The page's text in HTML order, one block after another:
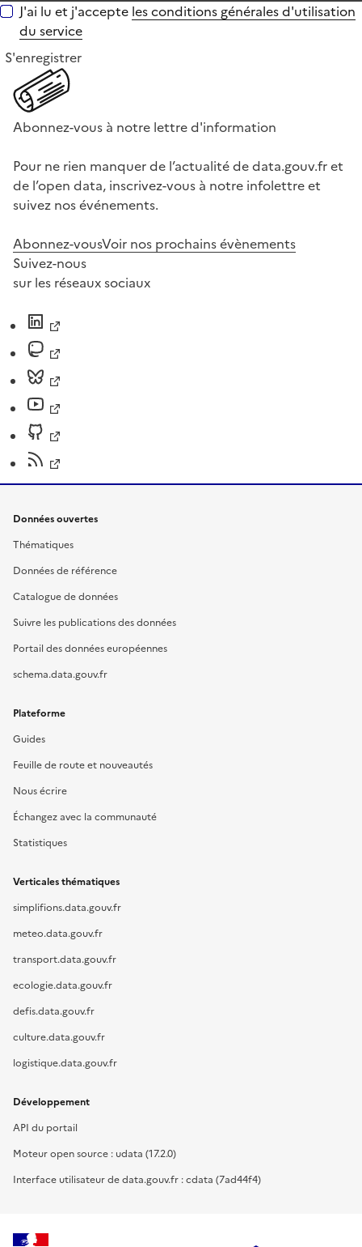
J'ai lu et j'accepte les conditions générales d'utilisation
du service
S'enregistrer
Abonnez-vous à notre lettre d'information
Pour ne rien manquer de l’actualité de data.gouv.fr et
de l’open data, inscrivez-vous à notre infolettre et
suivez nos événements.
Abonnez-vousVoir nos prochains évènements
Suivez-nous
sur les réseaux sociaux
Données ouvertes
Thématiques
Données de référence
Catalogue de données
Suivre les publications des données
Portail des données européennes
schema.data.gouv.fr
Plateforme
Guides
Feuille de route et nouveautés
Nous écrire
Échangez avec la communauté
Statistiques
Verticales thématiques
simplifions.data.gouv.fr
meteo.data.gouv.fr
transport.data.gouv.fr
ecologie.data.gouv.fr
defis.data.gouv.fr
culture.data.gouv.fr
logistique.data.gouv.fr
Développement
API du portail
Moteur open source : udata (17.2.0)
Interface utilisateur de data.gouv.fr : cdata (7ad44f4)